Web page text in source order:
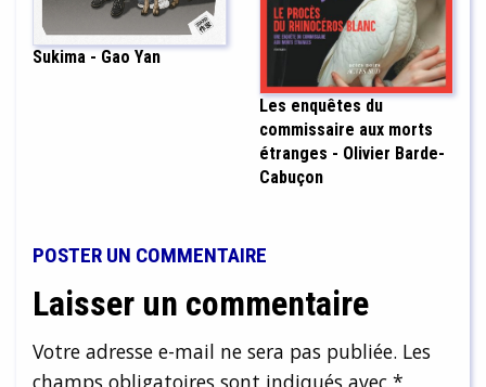
Sukima - Gao Yan
Les enquêtes du
commissaire aux morts
étranges - Olivier Barde-
Cabuçon
POSTER UN COMMENTAIRE
Laisser un commentaire
Votre adresse e-mail ne sera pas publiée. Les